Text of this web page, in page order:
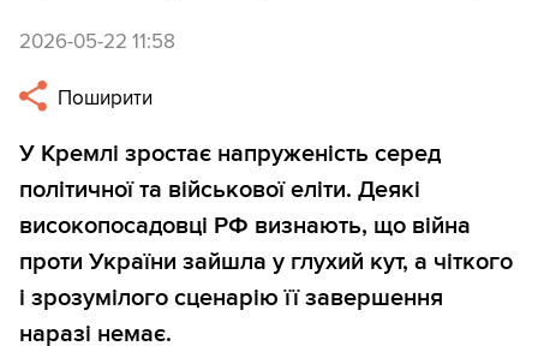
2026-05-22 11:58
Поширити
У Кремлі зростає напруженість серед
політичної та військової еліти. Деякі
високопосадовці РФ визнають, що війна
проти України зайшла у глухий кут, а чіткого
і зрозумілого сценарію її завершення
наразі немає.